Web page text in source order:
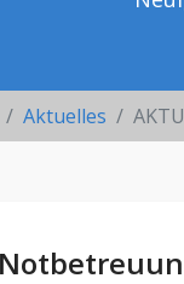
Aktuelles